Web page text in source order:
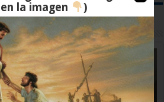
de la Salvación
la imagen
)